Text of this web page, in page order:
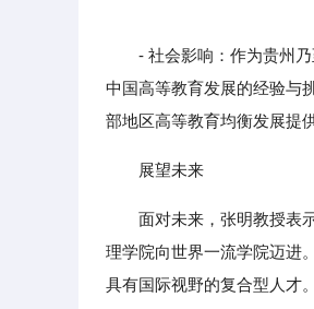
- 社会影响：作为贵州乃
中国高等教育发展的经验与
部地区高等教育均衡发展提
展望未来
面对未来，张明教授表
理学院向世界一流学院迈进
具有国际视野的复合型人才